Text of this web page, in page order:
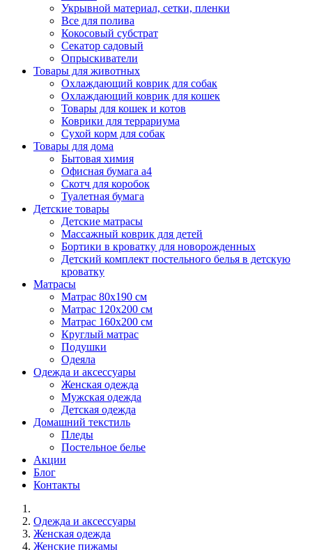
Укрывной материал, сетки, пленки
Все для полива
Кокосовый субстрат
Секатор садовый
Опрыскиватели
Товары для животных
Охлаждающий коврик для собак
Охлаждающий коврик для кошек
Товары для кошек и котов
Коврики для террариума
Сухой корм для собак
Товары для дома
Бытовая химия
Офисная бумага а4
Скотч для коробок
Туалетная бумага
Детские товары
Детские матрасы
Массажный коврик для детей
Бортики в кроватку для новорожденных
Детский комплект постельного белья в детскую
кроватку
Матрасы
Матрас 80х190 см
Матраc 120х200 см
Матрас 160х200 см
Круглый матрас
Подушки
Одеяла
Одежда и аксессуары
Женская одежда
Мужская одежда
Детская одежда
Домашний текстиль
Пледы
Постельное белье
Акции
Блог
Контакты
Одежда и аксессуары
Женская одежда
Женские пижамы